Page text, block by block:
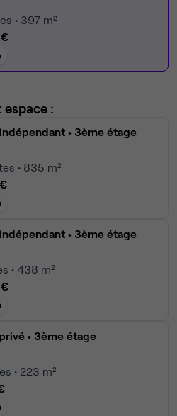
• 397 m²
:
• 3ème étage
• 835 m²
• 3ème étage
• 438 m²
• 3ème étage
• 223 m²